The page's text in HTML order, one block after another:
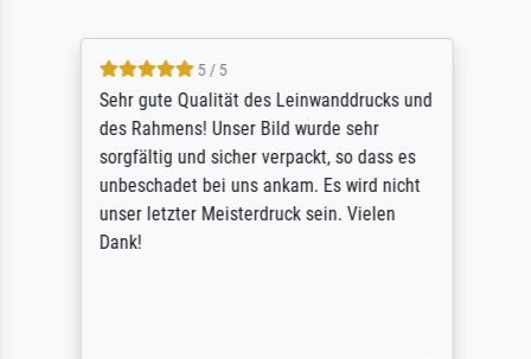
5 / 5
Sehr gute Qualität des Leinwanddrucks und
des Rahmens! Unser Bild wurde sehr
sorgfältig und sicher verpackt, so dass es
unbeschadet bei uns ankam. Es wird nicht
unser letzter Meisterdruck sein. Vielen
Dank!